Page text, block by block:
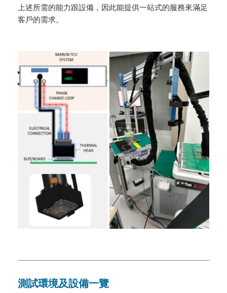
上述所需的能力跟設備，因此能提供一站式的服務來滿足
客戶的需求。
測試環境及設備一覽